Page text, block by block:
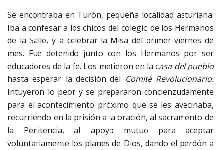
Se encontraba en Turón, pequeña localidad asturiana.
Iba a confesar a los chicos del colegio de los Hermanos
de la Salle, y a celebrar la Misa del primer viernes de
mes. Fue detenido junto con los Hermanos por ser
educadores de la fe. Los metieron en la casa del pueblo
hasta esperar la decisión del Comité Revolucionario.
Intuyeron lo peor y se prepararon concienzudamente
para el acontecimiento próximo que se les avecinaba,
recurriendo en la prisión a la oración, al sacramento de
la Penitencia, al apoyo mutuo para aceptar
voluntariamente los planes de Dios, dando el perdón a